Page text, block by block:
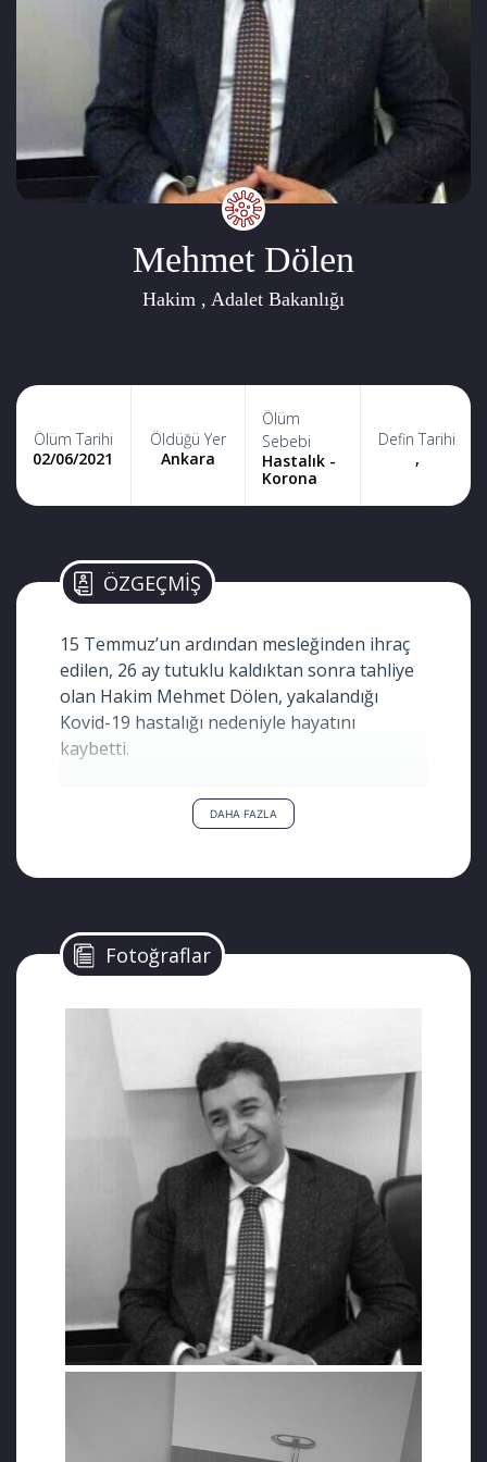
Mehmet Dölen
Hakim , Adalet Bakanlığı
Ölüm Tarihi
02/06/2021
Öldüğü Yer
Ankara
Ölüm
Sebebi
Hastalık -
Korona
Defin Tarihi
,
ÖZGEÇMİŞ
15 Temmuz’un ardından mesleğinden ihraç
edilen, 26 ay tutuklu kaldıktan sonra tahliye
olan Hakim Mehmet Dölen, yakalandığı
Kovid-19 hastalığı nedeniyle hayatını
kaybetti.
7 yıl 6 ay hapis cezasına çarptırılan ve tahliye
edildikten sonra koronavirüse yakalanıp
Ömer Turanlı, Dölen’in vefat etmeden önce
etmediğini yazdı.
Turanlı, sosyal medya hesabından şu
şükrettim böyle dostlarım var diye. Bu
dünyada da ötede de bu dostlardan Allah
bizleri ayırmasın. Sizlerden 27 senelik
arkadaşım (İstanbul Üniversitesi Hukuk Fak
1. Sınıftan beri) bir dönem avukatlık son
dönemlerinde de hakimlik yapan ve 2 gün
önce Kovid’den kaybettiğimiz Mehmet Dölen
kardeşimden bahsedeceğim. Maalesef cadı
avından bu dostum da nasibini aldı uzun
zaman cezaevinde kaldı ve tahliye oldu.
BİR KİŞİYE HAKKIMI HELAL ETMİYORUM
Kovid hastalığını büyük ölçüde yenmişti,
doktorlar iyileşti diye taburcu edeceği zaman
öpeyim hakkını helal et, bana bildirildi benim
DAHA FAZLA
Fotoğraflar